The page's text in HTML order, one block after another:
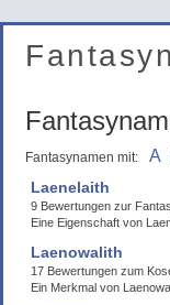
Fantasynamen mit: A
Laenelaith
9 Bewertungen zur
Eine Eigenschaft von
Laenowalith
17 Bewertungen zum
Ein Merkmal von